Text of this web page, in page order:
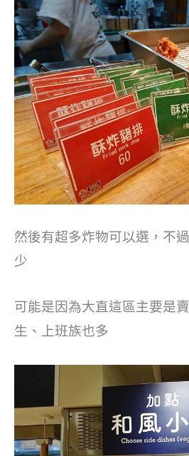
然後有超多炸物可以選，不
少
可能是因為大直這區主要是
生、上班族也多